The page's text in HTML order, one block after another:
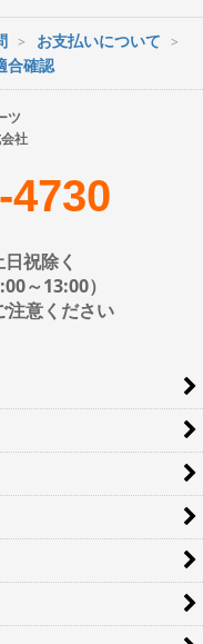
地域があります。
る場合もございますので
輸を使用しております。
れ以前の日時指定をご希
お支払いについて
合確認
ツ
社
4730
祝除く
～13:00）
注意ください